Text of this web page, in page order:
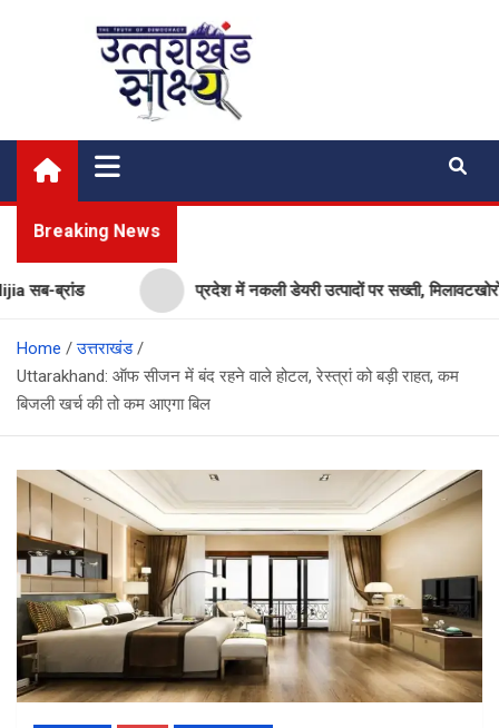
Uttarakhand Shakshya
My News Portal
Breaking News
ब्रांड प्रदेश में नकली डेयरी उत्पादों पर सख्ती, मिलावटखोरों
Home
उत्तराखंड
Uttarakhand: ऑफ सीजन में बंद रहने वाले होटल, रेस्त्रां को बड़ी राहत, कम
बिजली खर्च की तो कम आएगा बिल